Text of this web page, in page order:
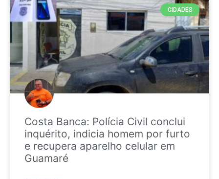
CIDADES
Costa Banca: Polícia Civil conclui
inquérito, indicia homem por furto
e recupera aparelho celular em
Guamaré